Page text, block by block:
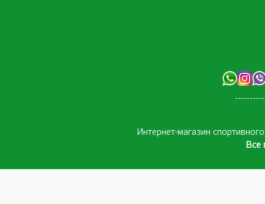
Интернет-магазин
Все